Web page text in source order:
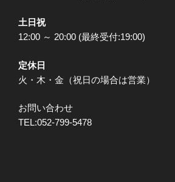
土日祝
12:00 ～ 20:00 (最終受付:19:00)
定休日
火・木・金（祝日の場合は営業）
お問い合わせ
TEL:052-799-5478